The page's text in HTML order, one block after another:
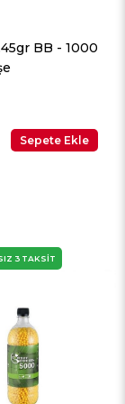
Poligun 0.40gr
VADE FARKSIZ 3